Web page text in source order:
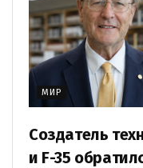
МИР
Создатель
и F-35